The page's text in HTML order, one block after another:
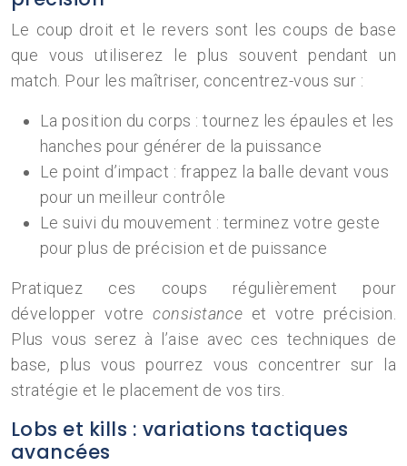
Le coup droit et le revers sont les coups de base
que vous utiliserez le plus souvent pendant un
match. Pour les maîtriser, concentrez-vous sur :
La position du corps : tournez les épaules et les
hanches pour générer de la puissance
Le point d’impact : frappez la balle devant vous
pour un meilleur contrôle
Le suivi du mouvement : terminez votre geste
pour plus de précision et de puissance
Pratiquez ces coups régulièrement pour
développer votreconsistance et votre précision.
Plus vous serez à l’aise avec ces techniques de
base, plus vous pourrez vous concentrer sur la
stratégie et le placement de vos tirs.
Lobs et kills : variations tactiques
avancées